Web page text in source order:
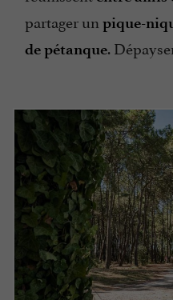
partager un pique-
de pétanque.